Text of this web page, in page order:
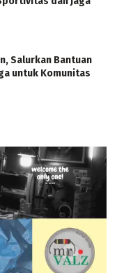
Salurkan Bantuan
untuk Komunitas